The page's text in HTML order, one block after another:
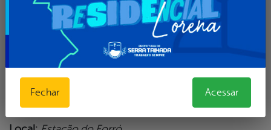
23h00 – CHARLES THEONE
00h00 – TARGINO GONDIM
01h00 – ALMIR ROUCHE
Fechar Acessar